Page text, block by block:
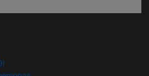
en nueva ventana)